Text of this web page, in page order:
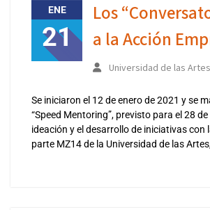
ENE
21
Los
a la Acción
Universidad de las Artes
Se iniciaron el 12 de enero de 2021 y se
“Speed Mentoring”, previsto para el 28
ideación y el desarrollo de iniciativas
parte MZ14 de la Universidad de las